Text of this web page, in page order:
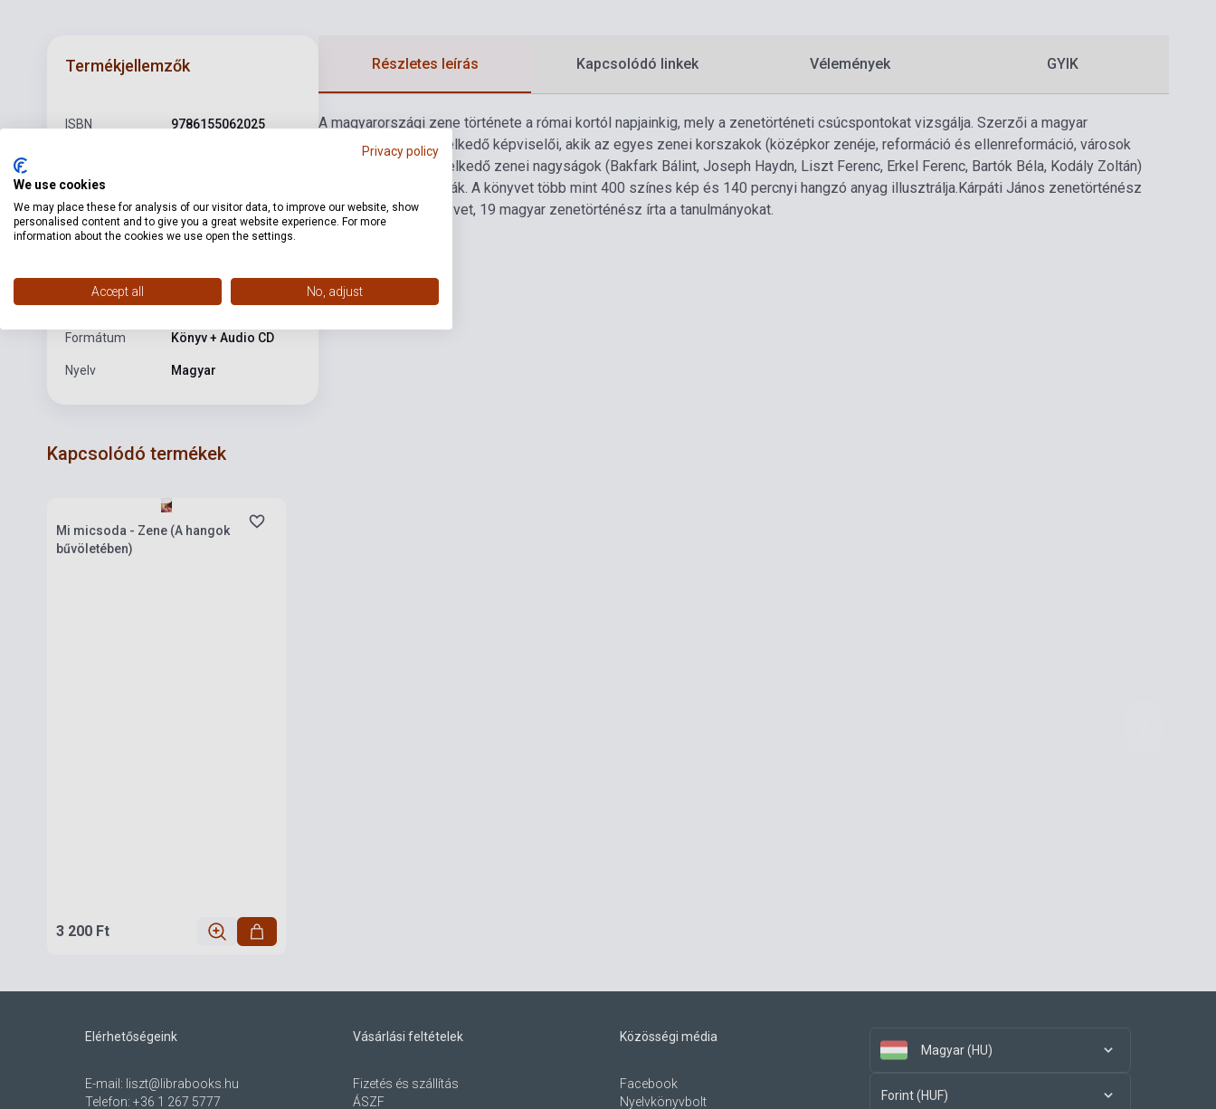
Termékjellemzők
ISBN 9786155062025
Oldalszám
Kötés Keménykötés
Kiadási év 2011
Formátum Könyv + Audio CD
Nyelv Magyar
Részletes leírás Kapcsolódó linkek Vélemények GYIK
A magyarországi zene története a római kortól napjainkig, mely a zenetörténeti csúcspontokat vizsgálja. Szerzői a magyar
zenetudomány kiemelkedő képviselői, akik az egyes zenei korszakok (középkor zenéje, reformáció és ellenreformáció, városok
zenéje stb.) és kiemelkedő zenei nagyságok (Bakfark Bálint, Joseph Haydn, Liszt Ferenc, Erkel Ferenc, Bartók Béla, Kodály Zoltán)
jelentőségét vizsgálják. A könyvet több mint 400 színes kép és 140 percnyi hangzó anyag illusztrálja.Kárpáti János zenetörténész
szerkesztette a könyvet, 19 magyar zenetörténész írta a tanulmányokat.
Kapcsolódó termékek
Mi micsoda - Zene (A hangok
bűvöletében)
3 200 Ft
Elérhetőségeink
E-mail: liszt@librabooks.hu
Telefon: +36 1 267 5777
Vásárlási feltételek
Fizetés és szállítás
ÁSZF
Közösségi média
Facebook
Nyelvkönyvbolt
Magyar (HU)
Forint (HUF)
Privacy policy
We use cookies
We may place these for analysis of our visitor data, to improve our website, show
personalised content and to give you a great website experience. For more
information about the cookies we use open the settings.
Accept all No, adjust